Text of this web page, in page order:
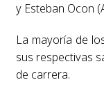
y Esteban Ocon
La mayoría de
sus respectivas
de carrera.